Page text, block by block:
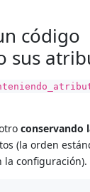
código
sus
conservando
(la orden
configuración).